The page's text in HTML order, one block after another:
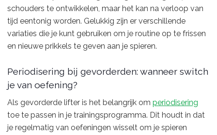
schouders te ontwikkelen, maar het kan na verloop van
tijd eentonig worden. Gelukkig zijn er verschillende
variaties die je kunt gebruiken om je routine op te frissen
en nieuwe prikkels te geven aan je spieren.
Periodisering bij gevorderden: wanneer switch
je van oefening?
Als gevorderde lifter is het belangrijk om periodisering
toe te passen in je trainingsprogramma. Dit houdt in dat
je regelmatig van oefeningen wisselt om je spieren